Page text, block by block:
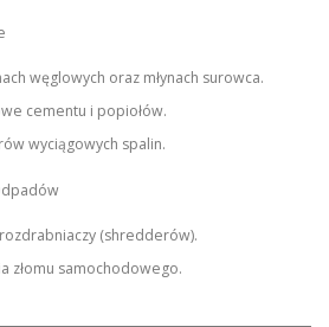
węglowych oraz młynach surowca.
cementu i popiołów.
wyciągowych spalin.
(shredderów).
złomu samochodowego.